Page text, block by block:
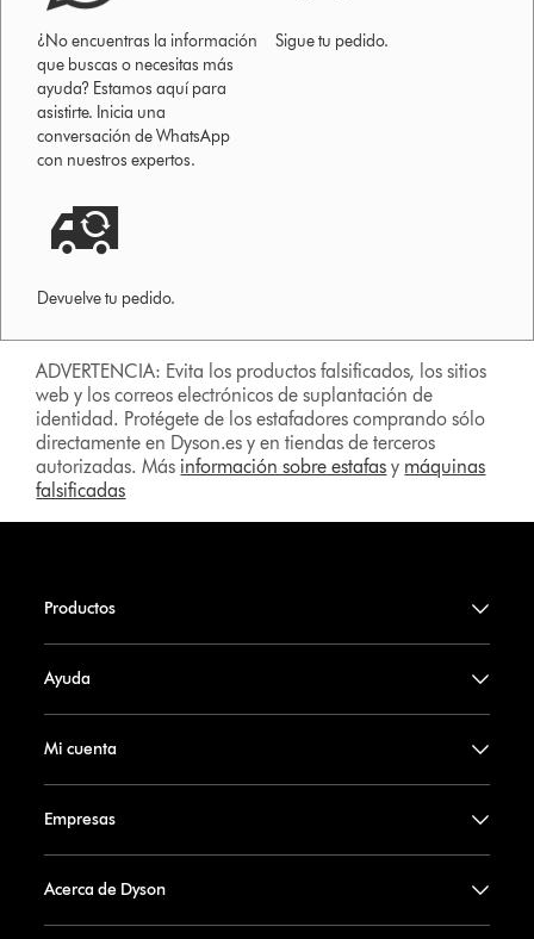
¿No encuentras la información
que buscas o necesitas más
ayuda? Estamos aquí para
asistirte. Inicia una
conversación de WhatsApp
con nuestros expertos.
Sigue tu pedido.
Devuelve tu pedido.
ADVERTENCIA: Evita los productos falsificados, los sitios
web y los correos electrónicos de suplantación de
identidad. Protégete de los estafadores comprando sólo
directamente en Dyson.es y en tiendas de terceros
autorizadas. Más información sobre estafas y máquinas
falsificadas
Productos
Ayuda
Mi cuenta
Empresas
Acerca de Dyson